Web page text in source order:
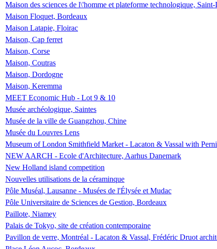
Maison des sciences de l\'homme et plateforme technologique,
Maison Floquet, Bordeaux
Maison Latapie, Floirac
Maison, Cap ferret
Maison, Corse
Maison, Coutras
Maison, Dordogne
Maison, Keremma
MEET Economic Hub - Lot 9 & 10
Musée archéologique, Saintes
Musée de la ville de Guangzhou, Chine
Musée du Louvres Lens
Museum of London Smithfield Market - Lacaton & Vassal with
NEW AARCH - Ecole d'Architecture, Aarhus Danemark
New Holland island competition
Nouvelles utilisations de la céraminque
Pôle Muséal, Lausanne - Musées de l'Élysée et Mudac
Pôle Universitaire de Sciences de Gestion, Bordeaux
Paillote, Niamey
Palais de Tokyo, site de création contemporaine
Pavillon de verre, Montréal - Lacaton & Vassal, Frédéric Druot